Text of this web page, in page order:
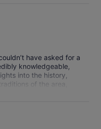
have asked for a
knowledgeable,
into the history,
of the area,
Taoism. The itinerary was
Sam Poh Tong
and Gua Tempurung,